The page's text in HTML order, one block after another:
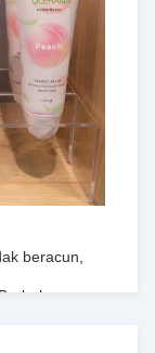
beracun
,